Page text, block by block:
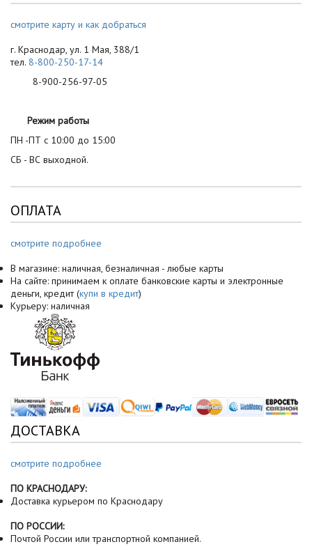
смотрите карту и как добраться
г. Краснодар, ул. 1 Мая, 388/1
тел. 8-800-250-17-14
8-900-256-97-05
Режим работы
ПН -ПТ с 10:00 до 15:00
СБ - ВС выходной.
ОПЛАТА
смотрите подробнее
В магазине: наличная, безналичная - любые карты
На сайте: принимаем к оплате банковские карты и электронные
деньги, кредит (купи в кредит)
Курьеру: наличная
ДОСТАВКА
смотрите подробнее
ПО КРАСНОДАРУ:
Доставка курьером по Краснодару
ПО РОССИИ:
Почтой России или транспортной компанией.